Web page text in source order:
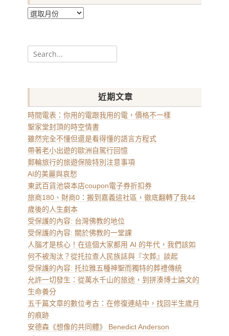
彙
Search
for:
近期文章
時間電表：你用的電跟我用的電，價格不一樣
聖家堂封頂的時空情書
雖然完全不懂但還是看得懂的語言方程式
帶著老小出遊的歐洲自駕行回憶
郵輪旅行的旅遊保險特別注意事項
AI的美麗與哀愁
東武百貨池袋本店coupon電子券折扣券
旅商180、財商0：搬到嘉義這社區，徹底翻轉了我44
歲後的人生劇本
受保護的內容: 台灣佛教的地位
受保護的內容: 關於佛教的一堂課
人腦才是核心！在這個大家都用 AI 的年代，我們該如
何不被淘汰？從托拉查人民族誌與『次葬』談起
受保護的內容: 托拉雅五種神聖而獨特的葬禮傳統
允許一切發生：從萬水千山的旅途，到拼湊博士論文的
生命養分
五千篇文章的數位考古：在修復連結中，找回半生歲月
的痕跡
安德森《想像的共同體》 Benedict Anderson